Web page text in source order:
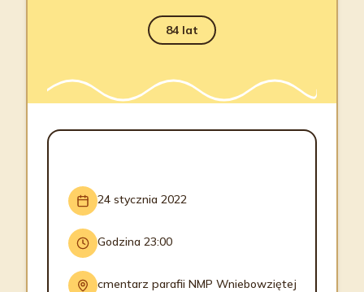
84 lat
24 stycznia 2022
Godzina 23:00
cmentarz parafii NMP Wniebowziętej